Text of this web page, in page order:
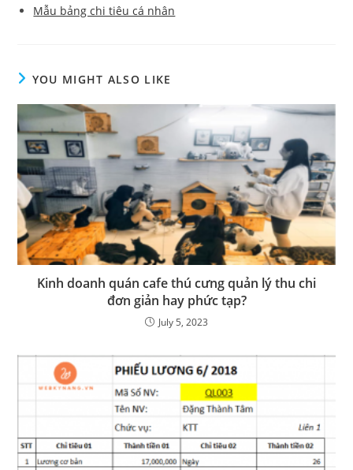
Mẫu bảng chi tiêu cá nhân
YOU MIGHT ALSO LIKE
Kinh doanh quán cafe thú cưng quản lý thu chi
đơn giản hay phức tạp?
July 5, 2023